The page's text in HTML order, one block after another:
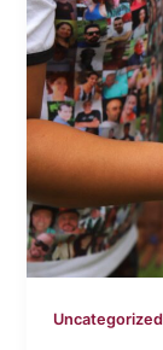
Uncategorized